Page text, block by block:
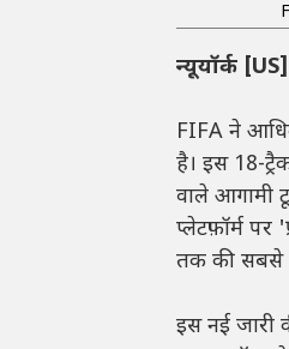
न्यूयॉर्क [US]
FIFA ने
है। इस 18-
वाले आगामी
प्लेटफ़ॉर्म
तक की सबसे
इस नई